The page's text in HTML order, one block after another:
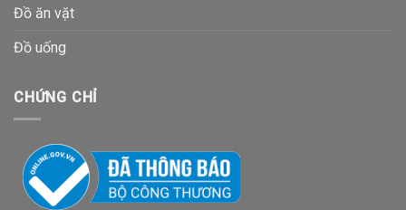
Đồ ăn vặt
Đồ uống
CHỨNG CHỈ